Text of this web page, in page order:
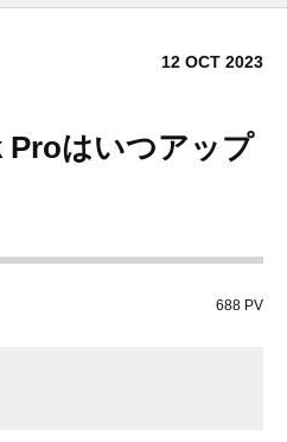
12 OCT 2023
はいつアップ
688 PV